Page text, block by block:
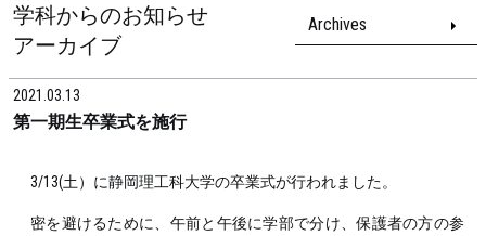
学科からのお知らせ
アーカイブ
Archives
2021.03.13
第一期生卒業式を施行
3/13(土）に静岡理工科大学の卒業式が行われました。
密を避けるために、午前と午後に学部で分け、保護者の方の参